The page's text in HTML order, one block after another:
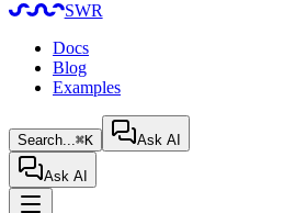
SWR
Docs
Blog
Examples
Search...⌘K Ask AI
Ask AI